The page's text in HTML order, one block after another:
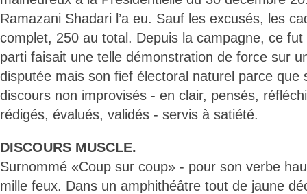
Ramazani Shadari l’a eu. Sauf les excusés, les
complet, 250 au total. Depuis la campagne, ce
parti faisait une telle démonstration de force sur
disputée mais son fief électoral naturel parce que
discours non improvisés - en clair, pensés,
rédigés, évalués, validés - servis à satiété.
DISCOURS MUSCLE.
Surnommé «Coup sur coup» - pour son verbe
mille feux. Dans un amphithéâtre tout de jaune